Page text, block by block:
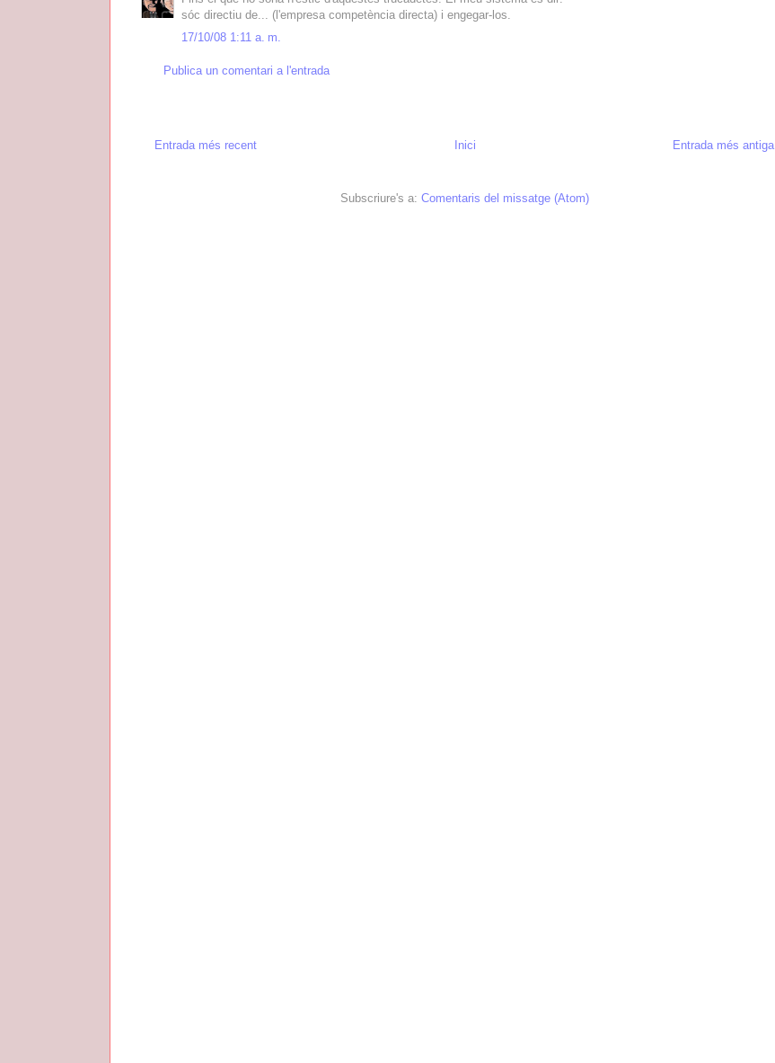
sóc directiu de... (l'empresa competència directa) i engegar-los.
17/10/08 1:11 a. m.
Publica un comentari a l'entrada
Entrada més recent Entrada més antiga
Inici
Subscriure's a: Comentaris del missatge (Atom)